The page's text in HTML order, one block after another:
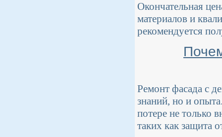
Окончательная
материалов и
рекомендуется
Ремонт фасада с
знаний, но и
потере не только
таких как защита